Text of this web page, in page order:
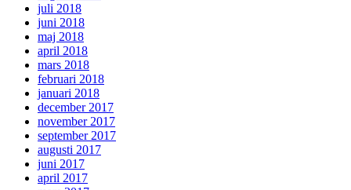
juli 2018
juni 2018
maj 2018
april 2018
mars 2018
februari 2018
januari 2018
december 2017
november 2017
september 2017
augusti 2017
juni 2017
april 2017